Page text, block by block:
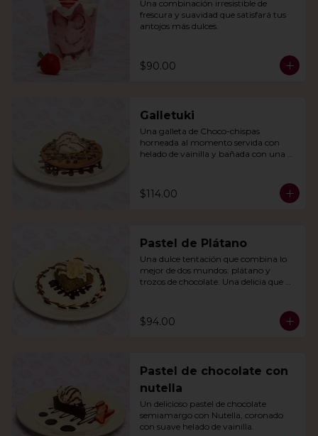
Una combinación irresistible de
frescura y suavidad que satisfará tus
antojos más dulces.
$90.00
Galletuki
Una galleta de Choco-chispas
horneada al momento servida con
helado de vainilla y bañada con una
$114.00
Pastel de Plátano
Una dulce tentación que combina lo
mejor de dos mundos: plátano y
trozos de chocolate. Una delicia que
$94.00
Pastel de chocolate con
nutella
Un delicioso pastel de chocolate
semiamargo con Nutella, coronado
con suave helado de vainilla.